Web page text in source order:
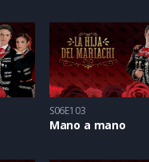
S06E103
Mano a mano